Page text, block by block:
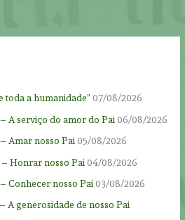
toda a humanidade” 07/08/2026
A serviço do amor do Pai 06/08/2026
Amar nosso Pai 05/08/2026
– Honrar nosso Pai 04/08/2026
Conhecer nosso Pai 03/08/2026
A generosidade de nosso Pai